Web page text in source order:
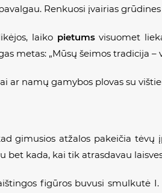
Renkuosi įvairias
laiko pietumsvisuomet
metas: „Mūsų šeimos tradicija
ar namų gamybos plovas su
gimusios atžalos pakeičia tėvų
bet kada, kai tik atrasdavau
figūros buvusi smulkutė